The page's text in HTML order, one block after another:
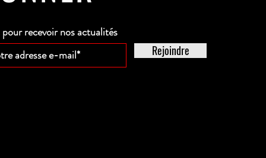
recevoir nos actualités
Rejoindre